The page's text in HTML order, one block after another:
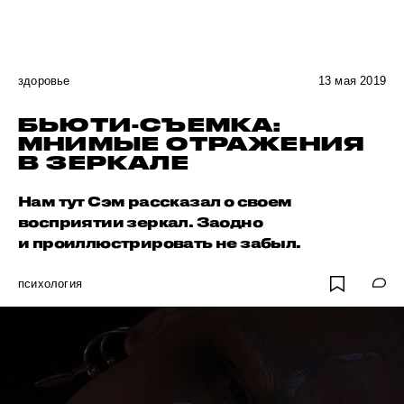
здоровье 13 мая 2019
БЬЮТИ-СЪЕМКА:
МНИМЫЕ ОТРАЖЕНИЯ
В ЗЕРКАЛЕ
Нам тут Сэм рассказал о своем
восприятии зеркал. Заодно
и проиллюстрировать не забыл.
психология